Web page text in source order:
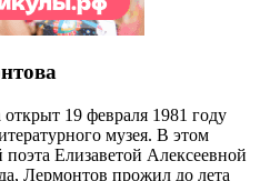
19 февраля 1981 году
музея. В этом
Елизаветой Алексеевной
Лермонтов прожил до лета